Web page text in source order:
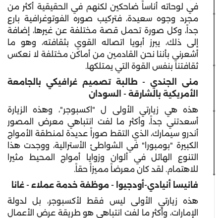
في لوحاته أناساً ضاحكين لكنهم في الحقيقية أكثر من
مجرد وجوه سعيدة، فتركيب صوره الفوتوغرافية بارع
جداً، وكل صورة تحمل قصة مختلفة عن غيرها، إضافة
إلى ذلك، يبرز أبويا اتصاله القوي بثقافته، وهو ما
أشعرني بأننا نحن القادمين من أماكن مختلفة لا نعكس
ثقافتنا بنفس القوة التي يمتلكها.
منى الجندي - طالبة تصميم غرافيكي بالجامعة
الأمريكية بالشارقة - السودان
هذه هي زيارتي الأولى ل "اكسبوجر"، وهذه الزيارة
أسعدتني جداً، وأكثر ما لفت انتباهي معرض المصور
أندرو سيمارك، الذي التقط صوراً عديدة لمنطقة الأمواج
الكبيرة "بومبورا" في الشواطئ الأسترالية، ووجدت هذا
التنوع الهائل في ألوان وزوايا أمواج المحيط مثيرا
للاهتمام. لقد كان معرضاً مميزاً حقاً.
فانيسا أنيادي-أودجيوا - موظفة خدمة عملاء - غانا
هذه زيارتي الأولى ليس فقط لأكسبوجر، بل لدولة
الإمارات، وأكثر ما لفت انتباهي هو طريقة عرض الأعمال